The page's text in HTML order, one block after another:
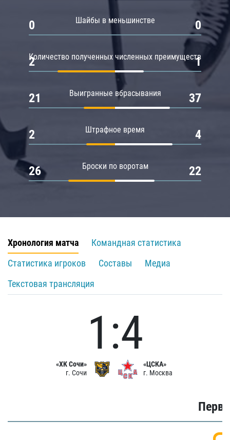
Шайбы в меньшинстве
0 0
Количество полученных численных преимуществ
2 1
Выигранные вбрасывания
21 37
Штрафное время
2 4
Броски по воротам
26 22
Хронология матча
Командная статистика
Статистика игроков
Составы
Медиа
Текстовая трансляция
«ХК Сочи»
г. Сочи
1:4
«ЦСКА»
г. Москва